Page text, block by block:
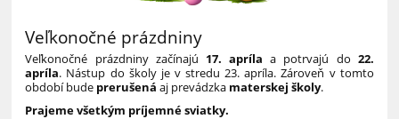
Veľkonočné prázdniny
Veľkonočné prázdniny začínajú 17. apríla a potrvajú do 22.
apríla. Nástup do školy je v stredu 23. apríla. Zároveň v tomto
období bude prerušenáaj prevádzka materskej školy.
Prajeme všetkým príjemné sviatky.